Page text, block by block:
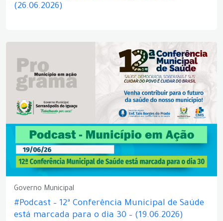
(26.06.2026)
Governo Municipal
#Podcast – 12ª Conferência Municipal de Saúde
está marcada para o dia 30 – (19.06.2026)